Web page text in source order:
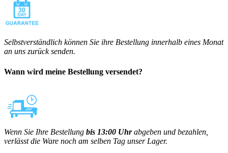
Selbstverständlich können Sie ihre Bestellung innerhalb eines Monat
an uns zurück senden.
Wann wird meine Bestellung versendet?
Wenn Sie Ihre Bestellung bis 13:00 Uhrabgeben und bezahlen,
verlässt die Ware noch am selben Tag unser Lager.